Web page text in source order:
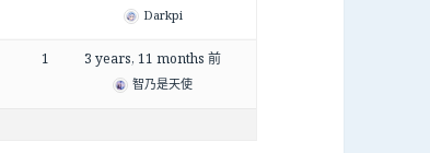
Darkpi
1 3 years, 11 months 前
智乃是天使